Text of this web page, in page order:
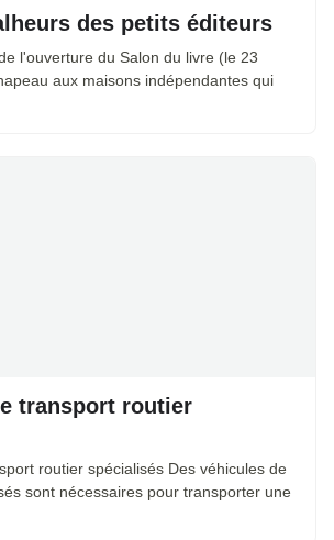
des petits éditeurs
l'ouverture du Salon du livre (le 23
aux maisons indépendantes qui
transport routier
routier spécialisés Des véhicules de
sont nécessaires pour transporter une